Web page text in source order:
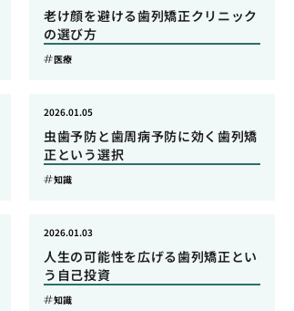
老け顔を避ける歯列矯正クリニック
の選び方
医療
虫歯予防と歯周病予防に効く歯列矯
正という選択
2026.01.05
知識
人生の可能性を広げる歯列矯正とい
う自己投資
2026.01.03
知識